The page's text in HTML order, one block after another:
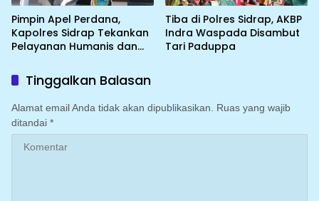
Pimpin Apel Perdana,
Kapolres Sidrap Tekankan
Pelayanan Humanis dan
Tiba di Polres Sidrap, AKBP
Indra Waspada Disambut
Tari Paduppa
Tinggalkan Balasan
Alamat email Anda tidak akan dipublikasikan. Ruas yang wajib
ditandai *